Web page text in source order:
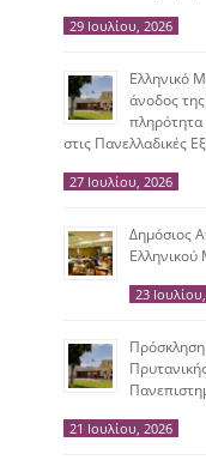
29 Ιουλίου, 2026
Ελληνικό
άνοδος
στις Πανελλαδικές
27 Ιουλίου, 2026
Δημόσιος
Ελληνικού
23
21 Ιουλίου, 2026